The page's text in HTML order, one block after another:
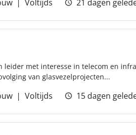
Voltijds 21 dagen
leider met interesse in telecom en
van glasvezelprojecten...
Voltijds 15 dagen